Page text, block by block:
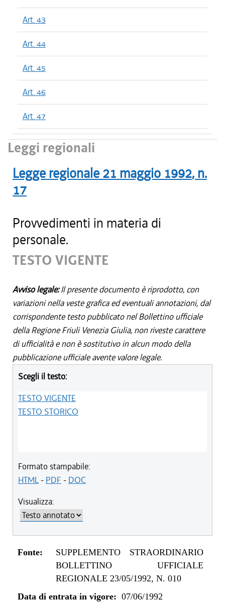
Art. 43
Art. 44
Art. 45
Art. 46
Art. 47
Leggi regionali
Legge regionale 21 maggio 1992, n.
17
Provvedimenti in materia di
personale.
TESTO VIGENTE
Avviso legale:Il presente documento è riprodotto, con
variazioni nella veste grafica ed eventuali annotazioni, dal
corrispondente testo pubblicato nel Bollettino ufficiale
della Regione Friuli Venezia Giulia, non riveste carattere
di ufficialità e non è sostitutivo in alcun modo della
pubblicazione ufficiale avente valore legale.
Scegli il testo:
TESTO VIGENTE
TESTO STORICO
Formato stampabile:
HTML- PDF - DOC
Visualizza:
Fonte:
SUPPLEMENTO STRAORDINARIO
BOLLETTINO UFFICIALE
REGIONALE 23/05/1992, N. 010
Data di entrata in vigore: 07/06/1992